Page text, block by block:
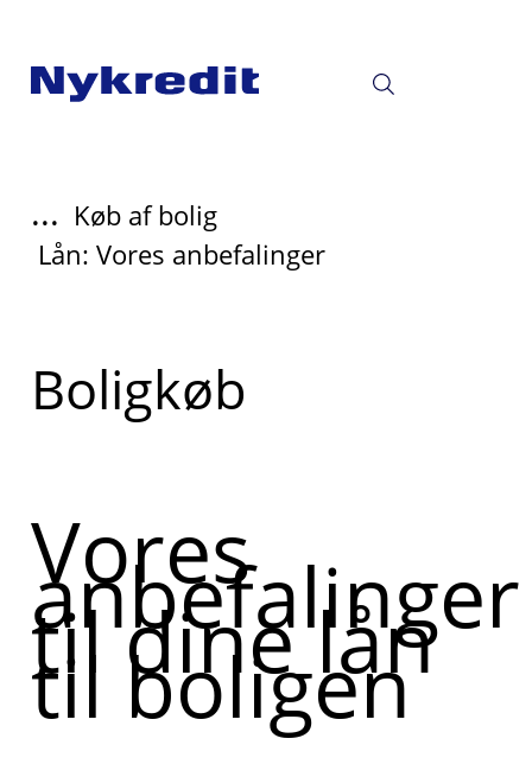
... Køb af bolig
Lån: Vores anbefalinger
Read
more
Boligkøb
Vores
anbefalinger
til dine lån
til boligen